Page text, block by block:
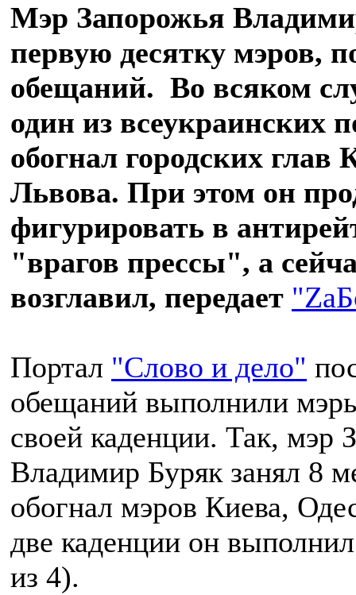
Мэр Запорожья
первую десятку мэров,
обещаний. Во всяком
один из всеукраинских
обогнал городских
Львова. При этом он
фигурировать в
"врагов прессы", а
возглавил, передает
Портал "Слово и дело"
обещаний выполнили
своей каденции. Так, мэр
Владимир Буряк занял 8
обогнал мэров Киева,
две каденции он
из 4).